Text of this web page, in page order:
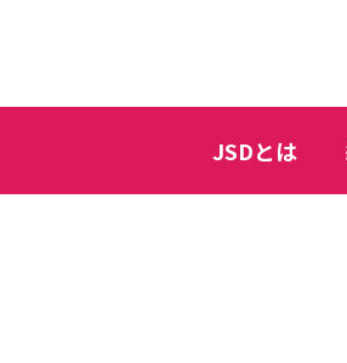
JSDとは